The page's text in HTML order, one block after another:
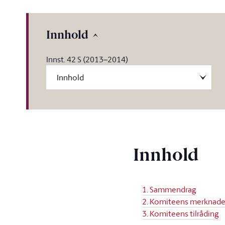
Innhold
Innst. 42 S (2013–2014)
Innhold
1. Sammendrag
2. Komiteens
3. Komiteens tilråding